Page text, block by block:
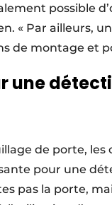
possible
« Par ailleurs,
de montage et
une
de porte,
pour une
pas la porte,